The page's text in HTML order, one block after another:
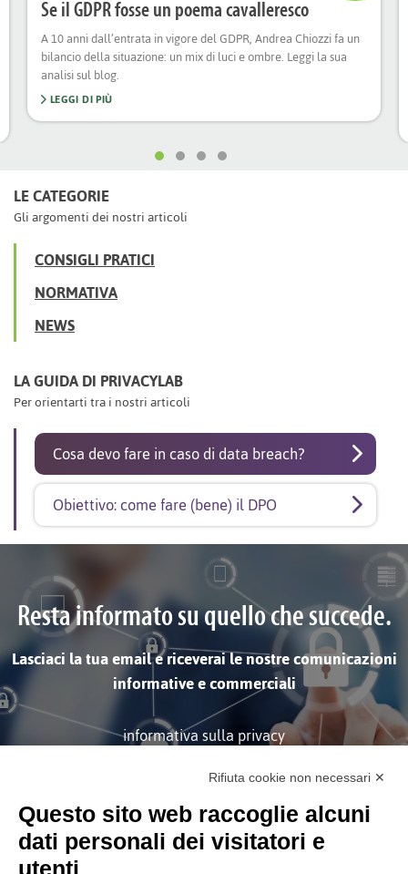
Se il GDPR fosse un poema cavalleresco
A 10 anni dall’entrata in vigore del GDPR, Andrea Chiozzi fa un
bilancio della situazione: un mix di luci e ombre. Leggi la sua
analisi sul blog.
LEGGI DI PIÙ
LE CATEGORIE
Gli argomenti dei nostri articoli
CONSIGLI PRATICI
NORMATIVA
NEWS
LA GUIDA DI PRIVACYLAB
Per orientarti tra i nostri articoli
Cosa devo fare in caso di data breach?
Obiettivo: come fare (bene) il DPO
Resta informato su quello che succede.
Lasciaci la tua email e riceverai le nostre comunicazioni
informative e commerciali
informativa sulla privacy
ISCRIVITI
Rifiuta cookie non necessari ✕
Questo sito web raccoglie alcuni
dati personali dei visitatori e
utenti